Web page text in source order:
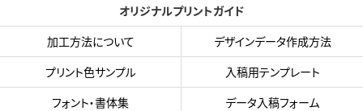
オリジナルプリントガイド
加工方法について
デザインデータ作成方法
プリント色サンプル
入稿用テンプレート
フォント・書体集
データ入稿フォーム